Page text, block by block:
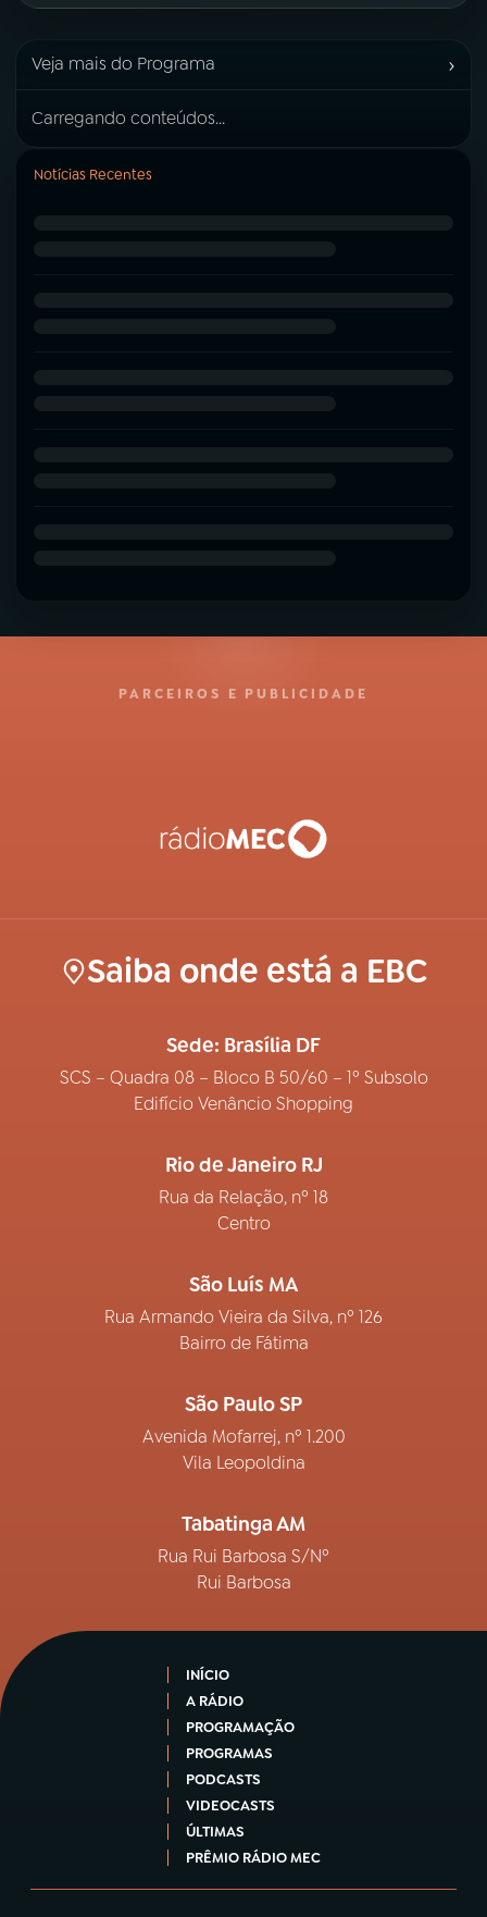
Veja mais do Programa ›
Carregando conteúdos...
Notícias Recentes
PARCEIROS E PUBLICIDADE
Saiba onde está a EBC
Sede: Brasília DF
SCS – Quadra 08 – Bloco B 50/60 – 1º Subsolo
Edifício Venâncio Shopping
Rio de Janeiro RJ
Rua da Relação, nº 18
Centro
São Luís MA
Rua Armando Vieira da Silva, nº 126
Bairro de Fátima
São Paulo SP
Avenida Mofarrej, nº 1.200
Vila Leopoldina
Tabatinga AM
Rua Rui Barbosa S/Nº
Rui Barbosa
INÍCIO
A RÁDIO
PROGRAMAÇÃO
PROGRAMAS
PODCASTS
VIDEOCASTS
ÚLTIMAS
PRÊMIO RÁDIO MEC